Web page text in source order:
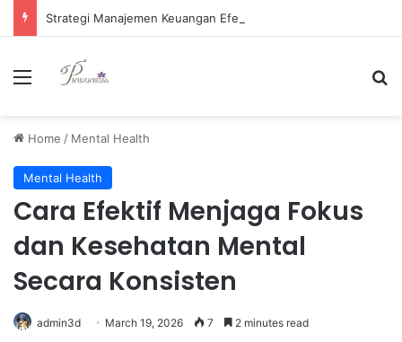
Menu
Home / Mental Health
Mental Health
Cara Efektif Menjaga Fokus
dan Kesehatan Mental
Secara Konsisten
admin3d March 19, 2026 7 2 minutes read